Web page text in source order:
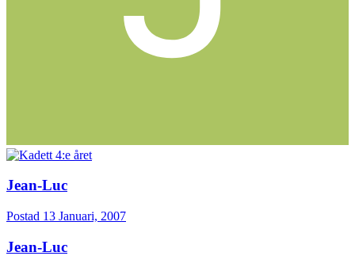
Jean-Luc
Postad 13 Januari, 2007
Jean-Luc